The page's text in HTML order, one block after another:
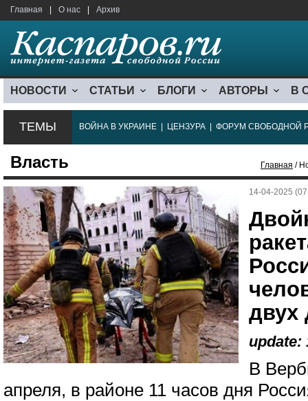
Главная О нас Архив
НОВОСТИ СТАТЬИ БЛОГИ АВТОРЫ В
ТЕМЫ ВОЙНА В УКРАИНЕ ЦЕНЗУРА ФОРУМ СВОБОДНОЙ
Власть Главная /
14-04-2025
двух
update:
В
апреля, в районе 11 часов дня